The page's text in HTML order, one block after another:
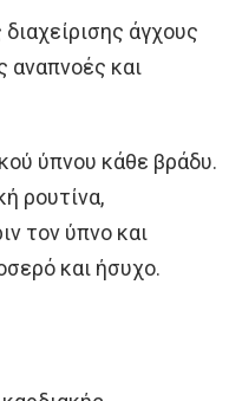
άγχους
αναπνοές και
ύπνου κάθε βράδυ.
ρουτίνα,
τον ύπνο και
και ήσυχο.